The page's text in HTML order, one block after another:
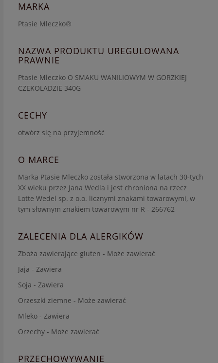
MARKA
Ptasie Mleczko®
NAZWA PRODUKTU UREGULOWANA
PRAWNIE
Ptasie Mleczko O SMAKU WANILIOWYM W GORZKIEJ
CZEKOLADZIE 340G
CECHY
otwórz się na przyjemność
O MARCE
Marka Ptasie Mleczko została stworzona w latach 30-tych
XX wieku przez Jana Wedla i jest chroniona na rzecz
Lotte Wedel sp. z o.o. licznymi znakami towarowymi, w
tym słownym znakiem towarowym nr R - 266762
ZALECENIA DLA ALERGIKÓW
Zboża zawierające gluten - Może zawierać
Jaja - Zawiera
Soja - Zawiera
Orzeszki ziemne - Może zawierać
Mleko - Zawiera
Orzechy - Może zawierać
PRZECHOWYWANIE